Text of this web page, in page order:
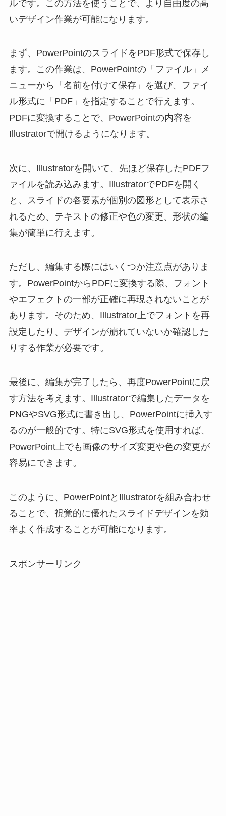
ルです。この方法を使うことで、より自由度の高
いデザイン作業が可能になります。
まず、PowerPointのスライドをPDF形式で保存し
ます。この作業は、PowerPointの「ファイル」メ
ニューから「名前を付けて保存」を選び、ファイ
ル形式に「PDF」を指定することで行えます。
PDFに変換することで、PowerPointの内容を
Illustratorで開けるようになります。
次に、Illustratorを開いて、先ほど保存したPDFフ
ァイルを読み込みます。IllustratorでPDFを開く
と、スライドの各要素が個別の図形として表示さ
れるため、テキストの修正や色の変更、形状の編
集が簡単に行えます。
ただし、編集する際にはいくつか注意点がありま
す。PowerPointからPDFに変換する際、フォント
やエフェクトの一部が正確に再現されないことが
あります。そのため、Illustrator上でフォントを再
設定したり、デザインが崩れていないか確認した
りする作業が必要です。
最後に、編集が完了したら、再度PowerPointに戻
す方法を考えます。Illustratorで編集したデータを
PNGやSVG形式に書き出し、PowerPointに挿入す
るのが一般的です。特にSVG形式を使用すれば、
PowerPoint上でも画像のサイズ変更や色の変更が
容易にできます。
このように、PowerPointとIllustratorを組み合わせ
ることで、視覚的に優れたスライドデザインを効
率よく作成することが可能になります。
スポンサーリンク